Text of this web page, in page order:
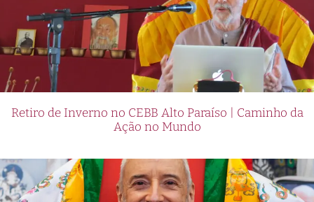
Retiro de Inverno no CEBB Alto Paraíso | Caminho da
Ação no Mundo